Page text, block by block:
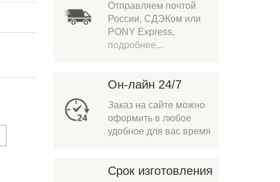
Отправляем почтой
России, СДЭКом или
PONY Express,
подробнее...
Он-лайн 24/7
Заказ на сайте можно
оформить в любое
удобное для вас время
Срок изготовления